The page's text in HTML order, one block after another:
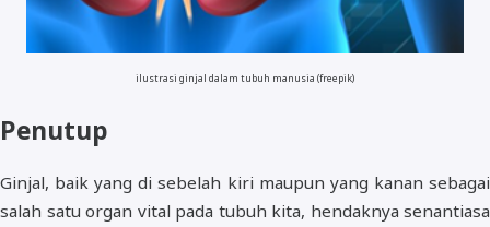
ilustrasi ginjal dalam tubuh manusia (freepik)
Penutup
Ginjal, baik yang di sebelah kiri maupun yang kanan sebagai
salah satu organ vital pada tubuh kita, hendaknya senantiasa